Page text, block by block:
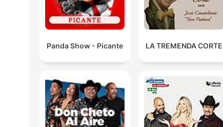
Panda Show - Picante LA TREMENDA CORTE